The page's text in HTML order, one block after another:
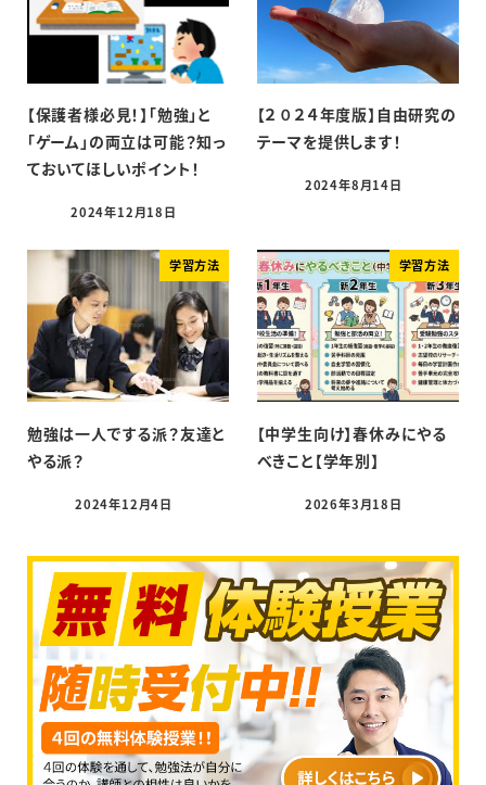
【保護者様必見！】「勉強」と
「ゲーム」の両立は可能？知っ
ておいてほしいポイント！
2024年12月18日
【２０２４年度版】自由研究の
テーマを提供します！
2024年8月14日
学習方法
勉強は一人でする派？友達と
やる派？
2024年12月4日
学習方法
【中学生向け】春休みにやる
べきこと【学年別】
2026年3月18日